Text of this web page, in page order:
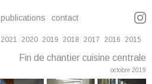
publications contact
2021 2020 2019 2018 2017 2016
2015
Fin de chantier cuisine centrale
octobre 2019